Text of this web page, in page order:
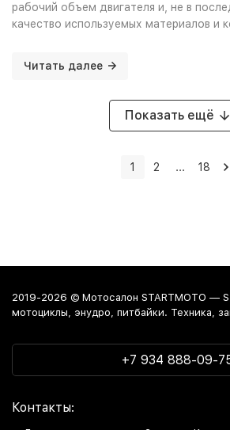
рабочий объем двигателя и, не в
качество используемых материалов и
Читать далее
Показать ещё
1 2 ... 18
2019-2026 © Мотосалон STARTMOTO —
мотоциклы, энудро, питбайки. Техника,
+7 934 888-09-
Контакты: